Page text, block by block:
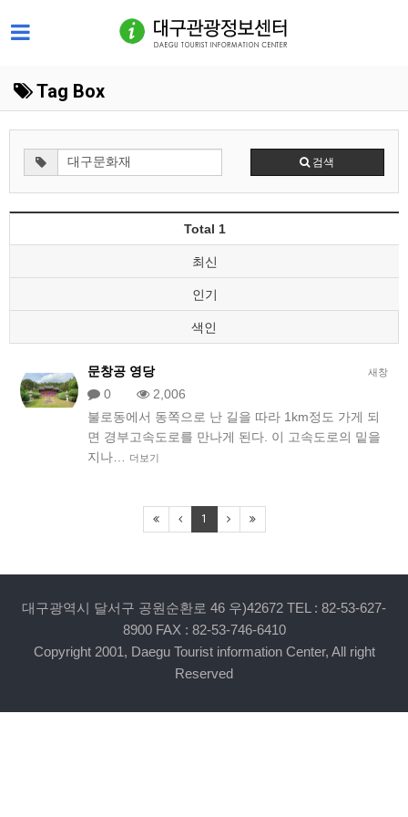
Tag Box
검색
Total 1
최신
인기
색인
새창
문창공 영당
0
2,006
불로동에서 동쪽으로 난 길을 따라 1km정도 가게 되
면 경부고속도로를 만나게 된다. 이 고속도로의 밑을
지나…
더보기
1
대구광역시 달서구 공원순환로 46 우)42672 TEL : 82-53-627-
8900 FAX : 82-53-746-6410
Copyright 2001, Daegu Tourist information Center, All right
Reserved